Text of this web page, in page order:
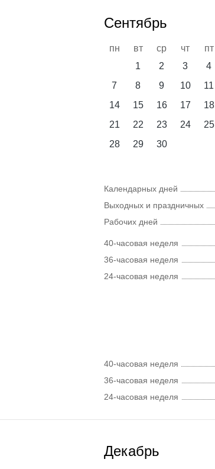
Сентябрь
пн вт ср чт пт
1
2 3 4
7
8 9 10 11
14
15 16 17 18
21
22 23 24 25
28
29 30
Календарных дней
Выходных и праздничных
Рабочих дней
40-часовая неделя
36-часовая неделя
24-часовая неделя
40-часовая неделя
36-часовая неделя
24-часовая неделя
Декабрь